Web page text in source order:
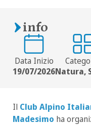
info
Data Inizio
19/07/2026Natura,
Il Club Alpino
Madesimo ha